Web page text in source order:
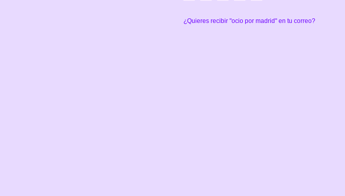
¿Quieres recibir "ocio por madrid" en tu correo?